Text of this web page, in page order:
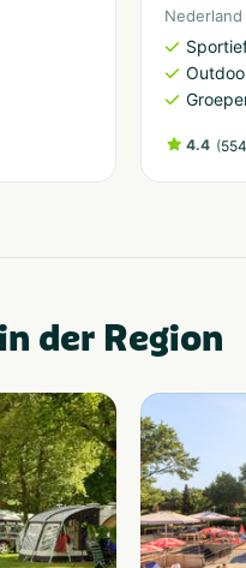
Nederland
4.4 (
der Region